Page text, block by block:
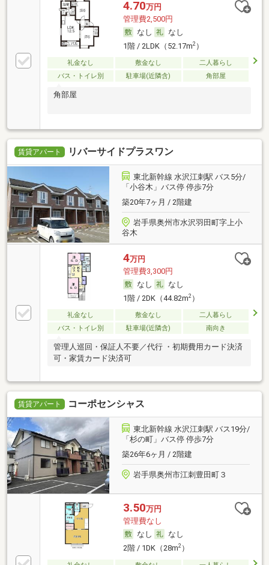
4.70万円
管理費2,500円
なし
なし
1階 / 2LDK（52.17m2）
礼金なし 敷金なし
二人暮らし
バス・トイレ別
駐車場(近隣含) 角部屋
角部屋
賃貸アパート リバーサイドプラスワン
東北新幹線 水沢江刺駅 バス5分/
「小谷木」バス停 停歩7分
築20年7ヶ月 / 2階建
岩手県奥州市水沢羽田町字上小
谷木
4万円
管理費3,300円
なし
なし
1階 / 2DK（44.82m2）
礼金なし 敷金なし
二人暮らし
バス・トイレ別
駐車場(近隣含) 南向き
管理人巡回・保証人不要／代行 ・初期費用カード決済
可・家賃カード決済可
賃貸アパート コーポセンシャス
東北新幹線 水沢江刺駅 バス19分/
「杉の町」バス停 停歩7分
築26年6ヶ月 / 2階建
岩手県奥州市江刺豊田町３
3.50万円
管理費なし
なし
なし
2階 / 1DK（28m2）